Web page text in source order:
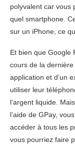
polyvalent car vous
quel smartphone.
sur un iPhone, ce
Et bien que Google
cours de la dernière
application et d’un
utiliser leur
l’argent liquide.
l’aide de GPay,
accéder à tous les
vous pourriez faire